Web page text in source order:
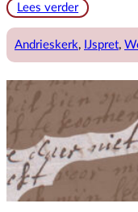
Lees verder:
en
Andrieskerk, IJspret,